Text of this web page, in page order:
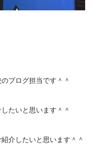
ブログ担当です＾＾
たいと思います＾＾
介したいと思います＾＾